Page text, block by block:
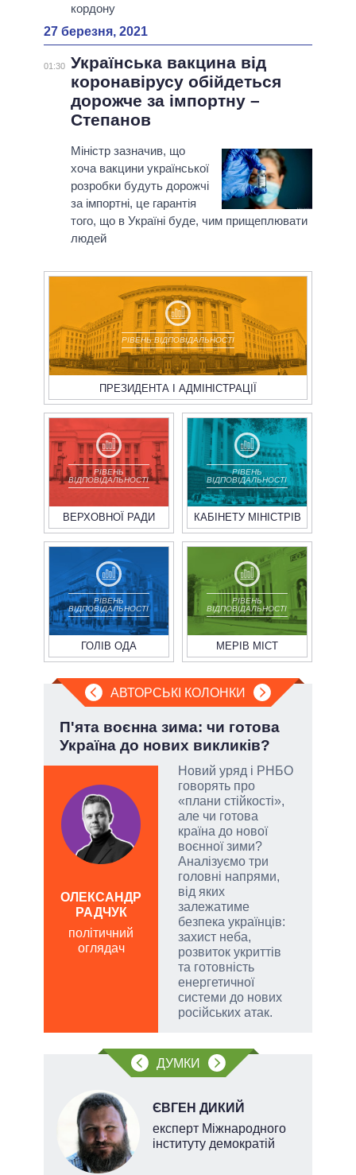
кордону
27 березня, 2021
01:30 Українська вакцина від
коронавірусу обійдеться
дорожче за імпортну –
Степанов
Міністр зазначив, що
хоча вакцини української
розробки будуть дорожчі
за імпортні, це гарантія
того, що в Україні буде, чим прищеплювати
людей
РІВЕНЬ ВІДПОВІДАЛЬНОСТІ
ПРЕЗИДЕНТА І АДМІНІСТРАЦІЇ
РІВЕНЬ
ВІДПОВІДАЛЬНОСТІ
ВЕРХОВНОЇ РАДИ
РІВЕНЬ
ВІДПОВІДАЛЬНОСТІ
КАБІНЕТУ МІНІСТРІВ
РІВЕНЬ
ВІДПОВІДАЛЬНОСТІ
ГОЛІВ ОДА
РІВЕНЬ
ВІДПОВІДАЛЬНОСТІ
МЕРІВ МІСТ
АВТОРСЬКІ КОЛОНКИ
П'ята воєнна зима: чи готова
Україна до нових викликів?
Новий уряд і РНБО
говорять про
«плани стійкості»,
але чи готова
країна до нової
воєнної зими?
Аналізуємо три
головні напрями,
від яких
залежатиме
безпека українців:
захист неба,
розвиток укриттів
та готовність
енергетичної
системи до нових
російських атак.
ОЛЕКСАНДР
РАДЧУК
політичний
оглядач
ДУМКИ
ЄВГЕН ДИКИЙ
експерт Міжнародного
інституту демократій